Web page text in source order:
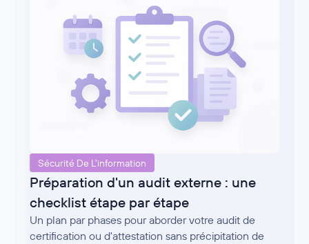
Sécurité De L'information
Préparation d'un audit externe : une
checklist étape par étape
Un plan par phases pour aborder votre audit de
certification ou d'attestation sans précipitation de